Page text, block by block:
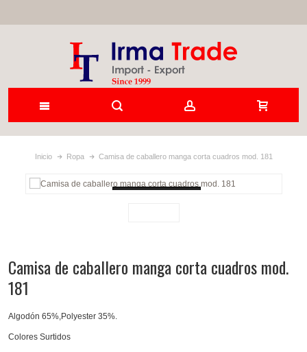
Inicio Ropa Camisa de caballero manga corta cuadros mod. 181
Camisa de caballero manga corta cuadros mod.
181
Algodón 65%,Polyester 35%.
Colores Surtidos